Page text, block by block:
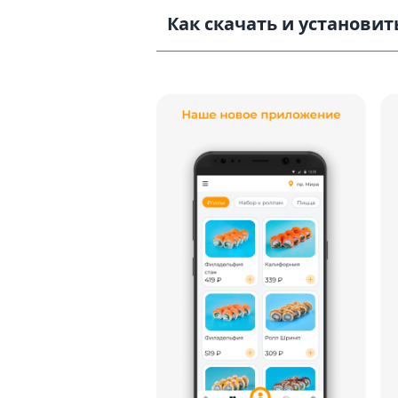
Как скачать и